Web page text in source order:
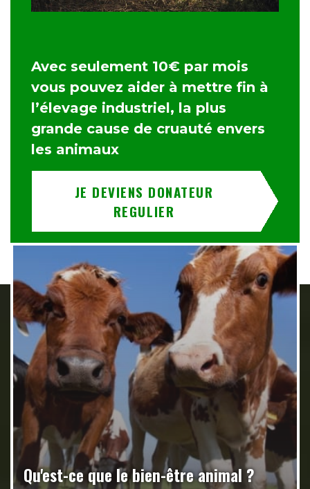
Avec seulement 10€ par mois
vous pouvez aider à mettre fin à
l’élevage industriel, la plus
grande cause de cruauté envers
les animaux
JE DEVIENS DONATEUR
REGULIER
Qu'est-ce que le bien-être animal ?